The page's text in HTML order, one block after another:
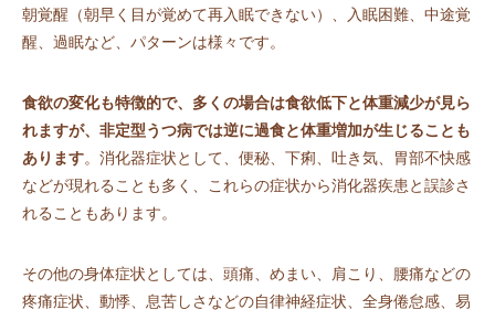
朝覚醒（朝早く目が覚めて再入眠できない）、入眠困難、中途覚
醒、過眠など、パターンは様々です。
食欲の変化も特徴的で、多くの場合は食欲低下と体重減少が見ら
れますが、非定型うつ病では逆に過食と体重増加が生じることも
あります。消化器症状として、便秘、下痢、吐き気、胃部不快感
などが現れることも多く、これらの症状から消化器疾患と誤診さ
れることもあります。
その他の身体症状としては、頭痛、めまい、肩こり、腰痛などの
疼痛症状、動悸、息苦しさなどの自律神経症状、全身倦怠感、易